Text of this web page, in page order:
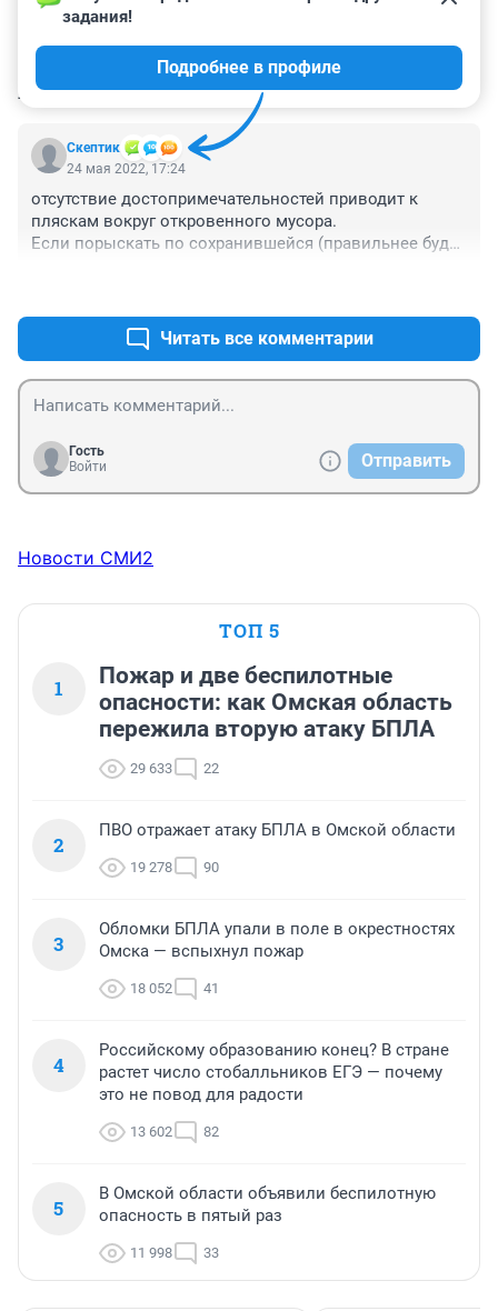
КОММЕНТАРИИ 1
Скептик
задания!
Подробнее в профиле
24 мая 2022, 17:24
отсутствие достопримечательностей приводит к
пляскам вокруг откровенного мусора.
Если порыскать по сохранившейся (правильнее будет
вполне вероятно найти елку или сосну возрастом
более ста лет , назначить ее "самым старым деревом
города" и отцепиться уже наконец от этого зомби-
дерева)
Читать все комментарии
Гость
Войти
Отправить
Новости СМИ2
ТОП 5
1
Пожар и две беспилотные
опасности: как Омская область
пережила вторую атаку БПЛА
29 633 22
2
ПВО отражает атаку БПЛА в Омской области
19 278 90
3
Обломки БПЛА упали в поле в окрестностях
Омска — вспыхнул пожар
18 052 41
4
Российскому образованию конец? В стране
растет число стобалльников ЕГЭ — почему
это не повод для радости
13 602 82
5
В Омской области объявили беспилотную
опасность в пятый раз
11 998 33